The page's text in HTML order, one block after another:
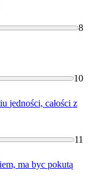
8
10
jedności, całości z
11
ma byc pokutą